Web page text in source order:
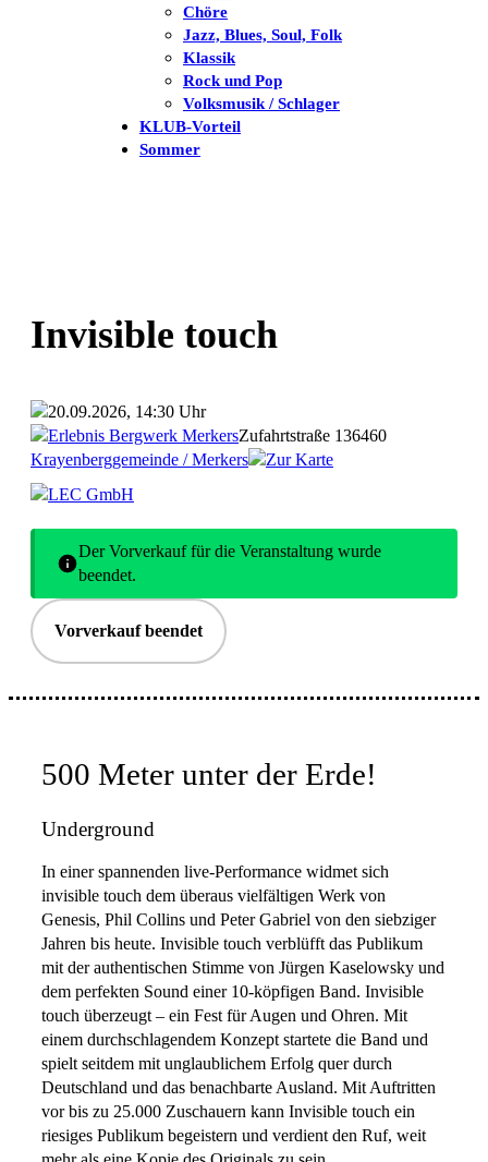
Chöre
Jazz, Blues, Soul, Folk
Klassik
Rock und Pop
Volksmusik / Schlager
KLUB-Vorteil
Sommer
Invisible touch
20.09.2026, 14:30 Uhr
Erlebnis Bergwerk MerkersZufahrtstraße 136460
Krayenberggemeinde / Merkers
Zur Karte
LEC GmbH
Der Vorverkauf für die Veranstaltung wurde
beendet.
Vorverkauf beendet
500 Meter unter der Erde!
Underground
In einer spannenden live-Performance widmet sich
invisible touch dem überaus vielfältigen Werk von
Genesis, Phil Collins und Peter Gabriel von den siebziger
Jahren bis heute. Invisible touch verblüfft das Publikum
mit der authentischen Stimme von Jürgen Kaselowsky und
dem perfekten Sound einer 10-köpfigen Band. Invisible
touch überzeugt – ein Fest für Augen und Ohren. Mit
einem durchschlagendem Konzept startete die Band und
spielt seitdem mit unglaublichem Erfolg quer durch
Deutschland und das benachbarte Ausland. Mit Auftritten
vor bis zu 25.000 Zuschauern kann Invisible touch ein
riesiges Publikum begeistern und verdient den Ruf, weit